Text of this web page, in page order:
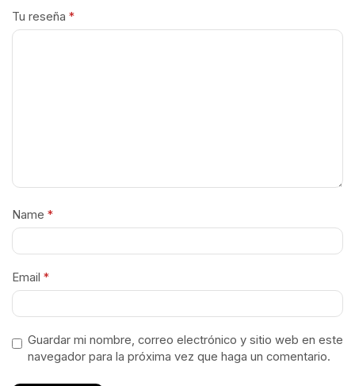
Tu reseña *
Name *
Email *
Guardar mi nombre, correo electrónico y sitio web en este
navegador para la próxima vez que haga un comentario.